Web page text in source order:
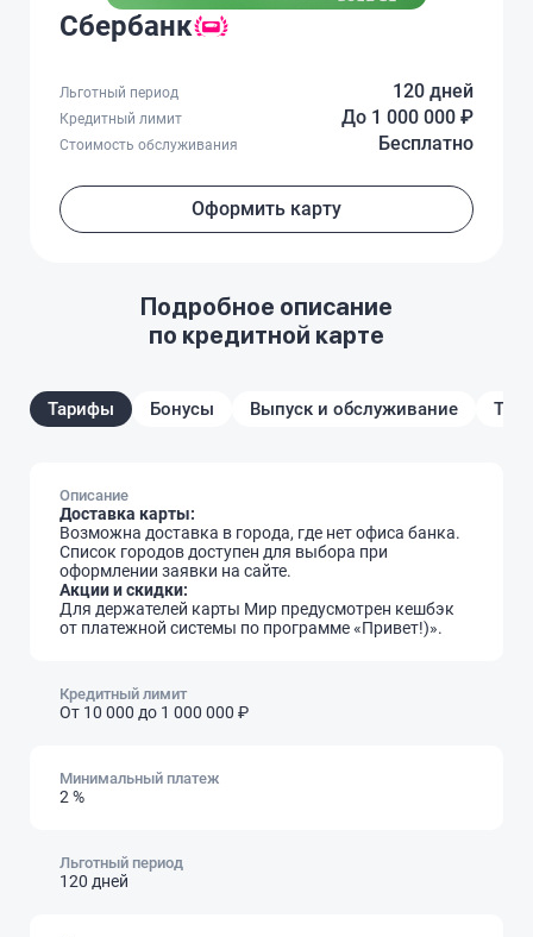
Сбербанк
120 дней
Льготный период
До 1 000 000 ₽
Кредитный лимит
Бесплатно
Стоимость обслуживания
Оформить карту
Подробное описание
по кредитной карте
Тарифы Бонусы Выпуск и обслуживание
Описание
Доставка карты:
Возможна доставка в города, где нет офиса банка.
Список городов доступен для выбора при
оформлении заявки на сайте.
Акции и скидки:
Для держателей карты Мир предусмотрен кешбэк
от платежной системы по программе «Привет!)».
Кредитный лимит
От 10 000 до 1 000 000 ₽
Минимальный платеж
2 %
Льготный период
120 дней